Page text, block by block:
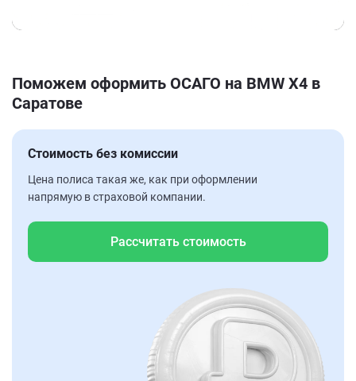
Поможем оформить ОСАГО на BMW X4 в
Саратове
Стоимость без комиссии
Цена полиса такая же, как при оформлении
напрямую в страховой компании.
Рассчитать стоимость